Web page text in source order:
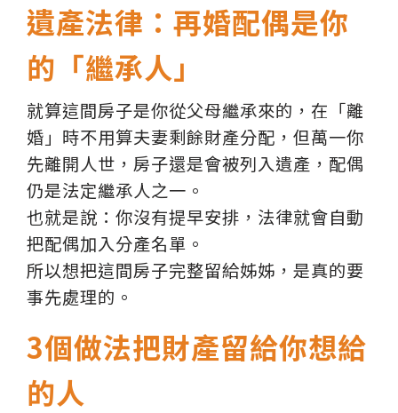
遺產法律：再婚配偶是你
的「繼承人」
就算這間房子是你從父母繼承來的，在「離
婚」時不用算夫妻剩餘財產分配，但萬一你
先離開人世，房子還是會被列入遺產，配偶
仍是法定繼承人之一。
也就是說：你沒有提早安排，法律就會自動
把配偶加入分產名單。
所以想把這間房子完整留給姊姊，是真的要
事先處理的。
3個做法把財產留給你想給
的人